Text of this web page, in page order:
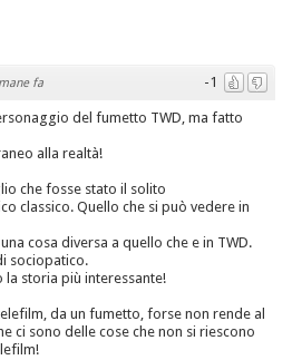
-1
fa
del fumetto TWD, ma fatto
alla realtà!
che fosse stato il solito
classico. Quello che si può vedere in
cosa diversa a quello che e in TWD.
sociopatico.
la storia più interessante!
da un fumetto, forse non rende al
ci sono delle cose che non si riescono